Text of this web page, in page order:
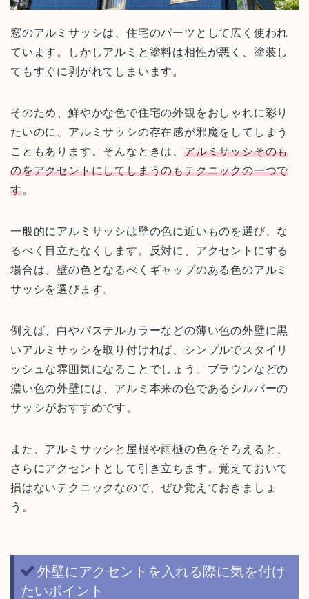
窓のアルミサッシは、住宅のパーツとして広く使われ
ています。しかしアルミと塗料は相性が悪く、塗装し
てもすぐに剥がれてしまいます。
そのため、鮮やかな色で住宅の外観をおしゃれに彩り
たいのに、アルミサッシの存在感が邪魔をしてしまう
こともあります。そんなときは、アルミサッシそのも
のをアクセントにしてしまうのもテクニックの一つで
す。
一般的にアルミサッシは壁の色に近いものを選び、な
るべく目立たなくします。反対に、アクセントにする
場合は、壁の色となるべくギャップのある色のアルミ
サッシを選びます。
例えば、白やパステルカラーなどの薄い色の外壁に黒
いアルミサッシを取り付ければ、シンプルでスタイリ
ッシュな雰囲気になることでしょう。ブラウンなどの
濃い色の外壁には、アルミ本来の色であるシルバーの
サッシがおすすめです。
また、アルミサッシと屋根や雨樋の色をそろえると、
さらにアクセントとして引き立ちます。覚えておいて
損はないテクニックなので、ぜひ覚えておきましょ
う。
外壁にアクセントを入れる際に気を付け
たいポイント